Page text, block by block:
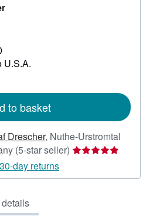
U.S.A.
to basket
Drescher, Nuthe-Urstromtal
(5-star seller) Seller
5
day returns